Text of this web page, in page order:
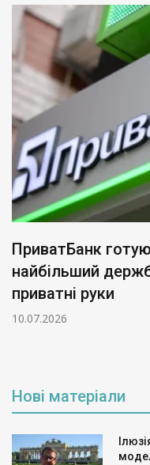
ПриватБанк
найбільший
приватні руки
10.07.2026
Нові матеріали